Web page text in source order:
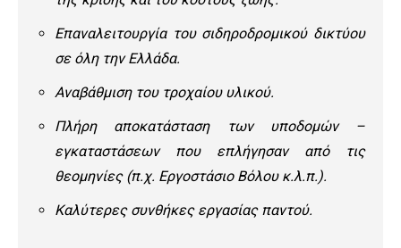
Επαναλειτουργία του σιδηροδρομικού δικτύου
σε όλη την Ελλάδα.
Αναβάθμιση του τροχαίου υλικού.
Πλήρη αποκατάσταση των υποδομών –
εγκαταστάσεων που επλήγησαν από τις
θεομηνίες (π.χ. Εργοστάσιο Βόλου κ.λ.π.).
Καλύτερες συνθήκες εργασίας παντού.